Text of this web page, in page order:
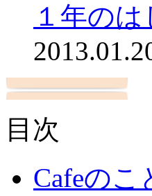
１年の
目次
Cafeのこ